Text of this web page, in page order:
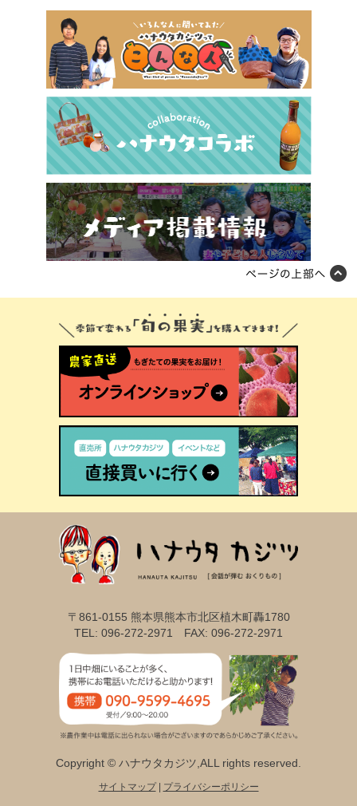
〒861-0155 熊本県熊本市北区植木町轟1780
TEL: 096-272-2971 FAX: 096-272-2971
Copyright © ハナウタカジツ,ALL rights reserved.
サイトマップ| プライバシーポリシー